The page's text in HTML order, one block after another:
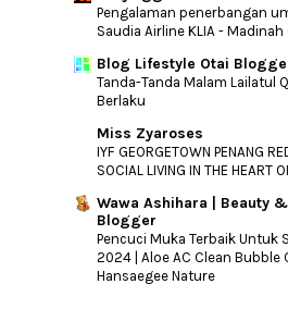
Pengalaman penerbangan
Saudia Airline KLIA - Madinah
Blog Lifestyle Otai
Tanda-Tanda Malam Lailatul
Berlaku
Miss Zyaroses
IYF GEORGETOWN PENANG
SOCIAL LIVING IN THE HEART
Wawa Ashihara | Beauty
Blogger
Pencuci Muka Terbaik Untuk
2024 | Aloe AC Clean Bubble
Hansaegee Nature